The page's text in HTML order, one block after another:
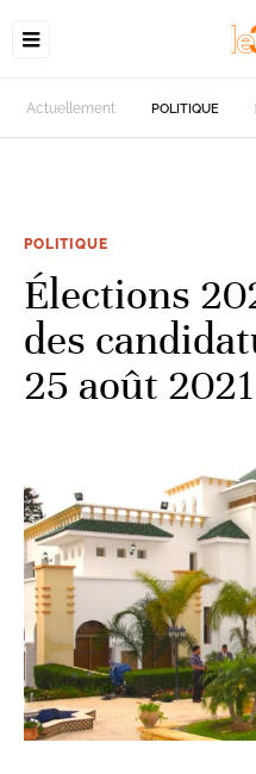
Actuellement POLITIQUE
POLITIQUE
Élections
des
25 août 2021